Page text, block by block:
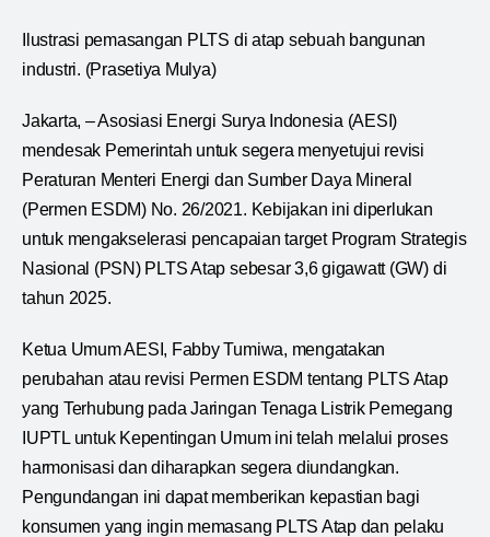
Ilustrasi pemasangan PLTS di atap sebuah bangunan
industri. (Prasetiya Mulya)
Jakarta, – Asosiasi Energi Surya Indonesia (AESI)
mendesak Pemerintah untuk segera menyetujui revisi
Peraturan Menteri Energi dan Sumber Daya Mineral
(Permen ESDM) No. 26/2021. Kebijakan ini diperlukan
untuk mengakselerasi pencapaian target Program Strategis
Nasional (PSN) PLTS Atap sebesar 3,6 gigawatt (GW) di
tahun 2025.
Ketua Umum AESI, Fabby Tumiwa, mengatakan
perubahan atau revisi Permen ESDM tentang PLTS Atap
yang Terhubung pada Jaringan Tenaga Listrik Pemegang
IUPTL untuk Kepentingan Umum ini telah melalui proses
harmonisasi dan diharapkan segera diundangkan.
Pengundangan ini dapat memberikan kepastian bagi
konsumen yang ingin memasang PLTS Atap dan pelaku